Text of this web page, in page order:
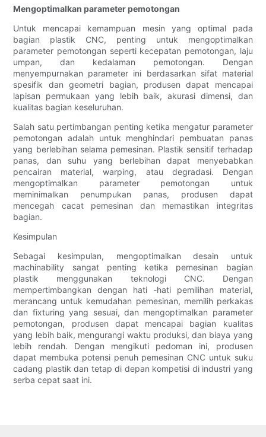
Mengoptimalkan parameter pemotongan
Untuk mencapai kemampuan mesin yang optimal pada
bagian plastik CNC, penting untuk mengoptimalkan
parameter pemotongan seperti kecepatan pemotongan, laju
umpan, dan kedalaman pemotongan. Dengan
menyempurnakan parameter ini berdasarkan sifat material
spesifik dan geometri bagian, produsen dapat mencapai
lapisan permukaan yang lebih baik, akurasi dimensi, dan
kualitas bagian keseluruhan.
Salah satu pertimbangan penting ketika mengatur parameter
pemotongan adalah untuk menghindari pembuatan panas
yang berlebihan selama pemesinan. Plastik sensitif terhadap
panas, dan suhu yang berlebihan dapat menyebabkan
pencairan material, warping, atau degradasi. Dengan
mengoptimalkan parameter pemotongan untuk
meminimalkan penumpukan panas, produsen dapat
mencegah cacat pemesinan dan memastikan integritas
bagian.
Kesimpulan
Sebagai kesimpulan, mengoptimalkan desain untuk
machinability sangat penting ketika pemesinan bagian
plastik menggunakan teknologi CNC. Dengan
mempertimbangkan dengan hati -hati pemilihan material,
merancang untuk kemudahan pemesinan, memilih perkakas
dan fixturing yang sesuai, dan mengoptimalkan parameter
pemotongan, produsen dapat mencapai bagian kualitas
yang lebih baik, mengurangi waktu produksi, dan biaya yang
lebih rendah. Dengan mengikuti pedoman ini, produsen
dapat membuka potensi penuh pemesinan CNC untuk suku
cadang plastik dan tetap di depan kompetisi di industri yang
serba cepat saat ini.